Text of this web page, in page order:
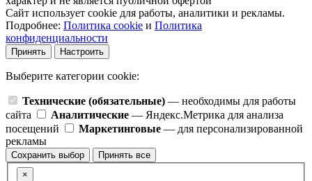
Сайт использует cookie для работы, аналитики и рекламы.
Подробнее: Политика cookie и Политика
конфиденциальности
Принять Настроить
Выберите категории cookie:
Технические (обязательные) — необходимы для работы
сайта
Аналитические — Яндекс.Метрика для анализа
посещений
Маркетинговые — для персонализированной
рекламы
Сохранить выбор
Принять все
×